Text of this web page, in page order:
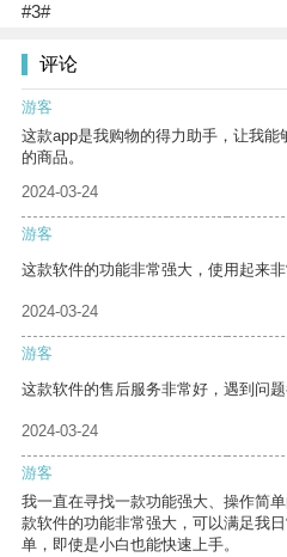
#3#
评论
游客
这款app是我购物的得力助手，让我
的商品。
2024-03-24
游客
这款软件的功能非常强大，使用起来非
2024-03-24
游客
这款软件的售后服务非常好，遇到问题
2024-03-24
游客
我一直在寻找一款功能强大、操作简
款软件的功能非常强大，可以满足我
单，即使是小白也能快速上手。